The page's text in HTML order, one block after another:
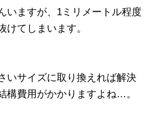
いますが、1ミリメートル程度
けてしまいます。
いサイズに取り換えれば解決
構費用がかかりますよね…。